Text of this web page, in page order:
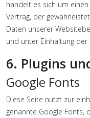
handelt es sich um
Vertrag, der
Daten unserer
und unter Einhaltung der
6. Plugins
Google Fonts
Diese Seite nutzt zur
genannte Google Fonts,